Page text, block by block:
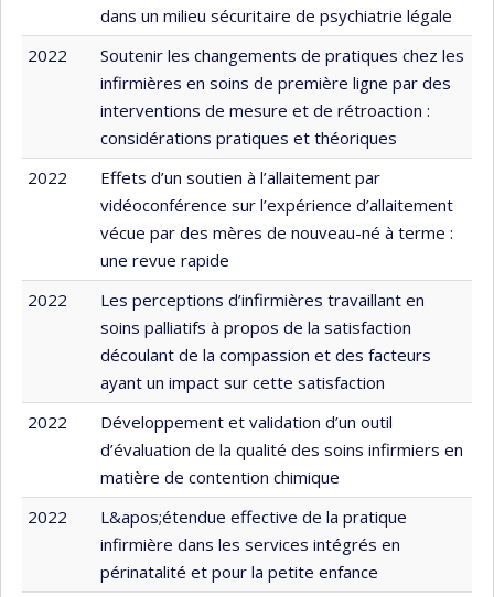
dans un milieu sécuritaire de psychiatrie légale
2022
Soutenir les changements de pratiques chez les
infirmières en soins de première ligne par des
interventions de mesure et de rétroaction :
considérations pratiques et théoriques
2022
Effets d’un soutien à l’allaitement par
vidéoconférence sur l’expérience d’allaitement
vécue par des mères de nouveau-né à terme :
une revue rapide
2022
Les perceptions d’infirmières travaillant en
soins palliatifs à propos de la satisfaction
découlant de la compassion et des facteurs
ayant un impact sur cette satisfaction
2022
Développement et validation d’un outil
d’évaluation de la qualité des soins infirmiers en
matière de contention chimique
2022
L&apos;étendue effective de la pratique
infirmière dans les services intégrés en
périnatalité et pour la petite enfance